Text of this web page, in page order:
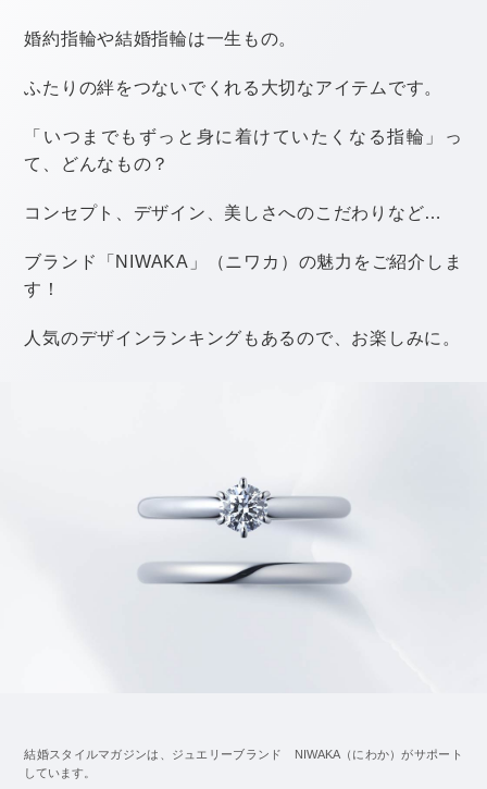
・縁起が良い
・結婚式後の予定が立てやすい
縁起が良い
昔から、お祝い事は明るいうちに行うのが吉 と言われて
結婚式当日は、ふたりにとって人生の門出となる、とっ